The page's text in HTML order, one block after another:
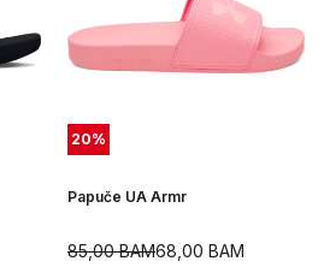
20%
Papuče UA Armr
68,00 BAM
85,00BAM